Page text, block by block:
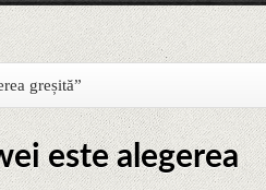
greșită”
este alegerea